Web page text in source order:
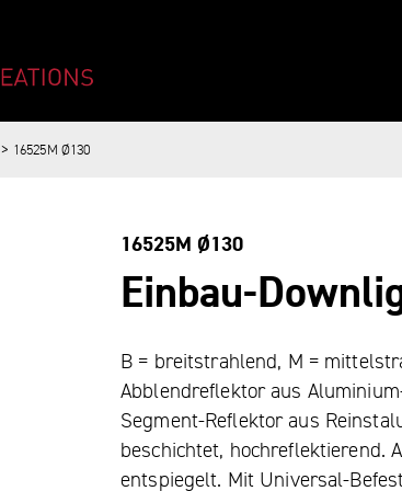
TULUX AG
16525M Ø130
16525M Ø130
Einbau-​
B = breitstrahlend, M =
Abblendreflektor aus
Segment-​Reflektor aus
beschichtet, hochre­flektierend.
entspiegelt. Mit Universal-​